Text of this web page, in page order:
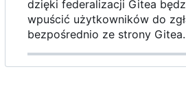
dzięki federalizacji Gitea
wpuścić użytkowników do
bezpośrednio ze strony Gitea.